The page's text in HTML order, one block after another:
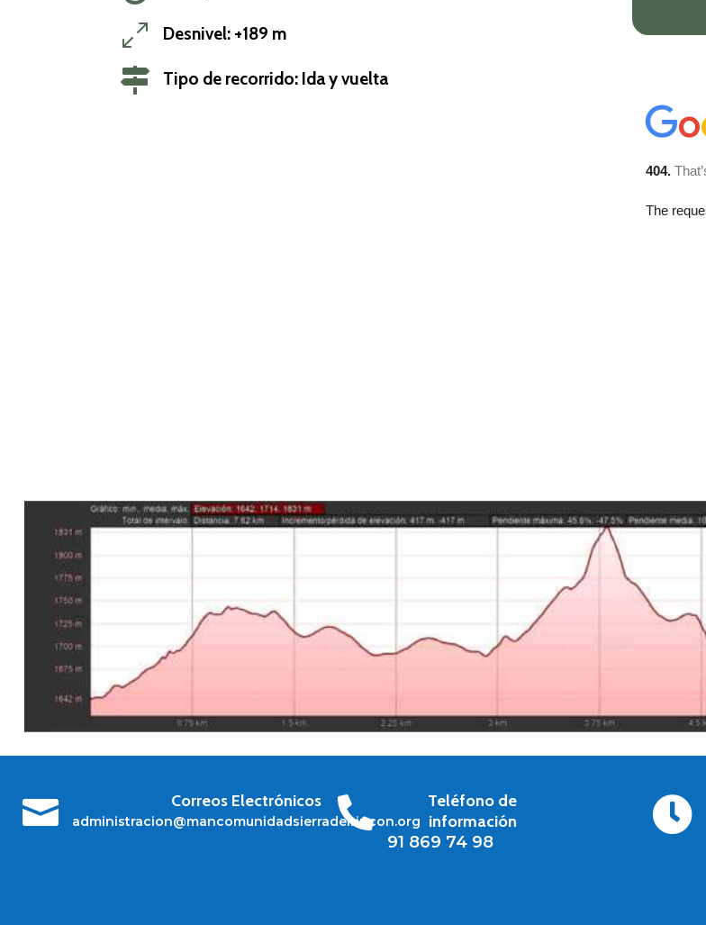
0 Desnivel: +189 m
 Tipo de recorrido: Ida y vuelta
 Correos Electrónicos
administracion@mancomunidadsierradelrincon.org

Teléfono de
información
91 869 74 98
